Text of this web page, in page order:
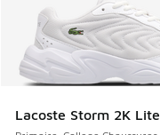
Lacoste Storm 2K Lite